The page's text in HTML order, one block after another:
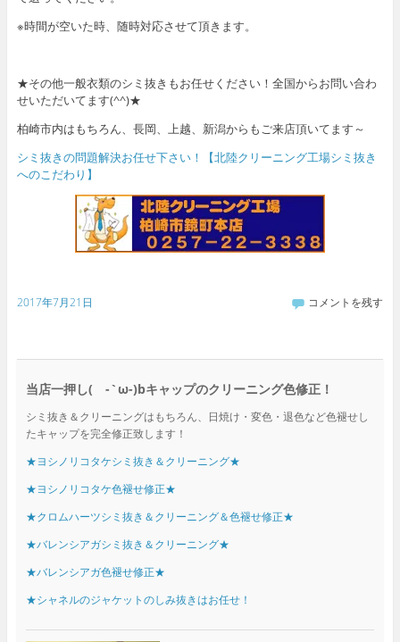
※時間が空いた時、随時対応させて頂きます。
★その他一般衣類のシミ抜きもお任せください！全国からお問い合わ
せいただいてます(^^)★
柏崎市内はもちろん、長岡、上越、新潟からもご来店頂いてます～
シミ抜きの問題解決お任せ下さい！【北陸クリーニング工場シミ抜き
へのこだわり】
2017年7月21日 コメントを残す
当店一押し( -`ω-)bキャップのクリーニング色修正！
シミ抜き＆クリーニングはもちろん、日焼け・変色・退色など色褪せし
たキャップを完全修正致します！
★ヨシノリコタケシミ抜き＆クリーニング★
★ヨシノリコタケ色褪せ修正★
★クロムハーツシミ抜き＆クリーニング＆色褪せ修正★
★バレンシアガシミ抜き＆クリーニング★
★バレンシアガ色褪せ修正★
★シャネルのジャケットのしみ抜きはお任せ！